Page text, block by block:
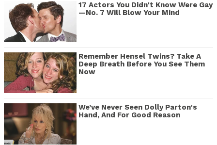
17 Actors You Didn't Know Were Gay
—No. 7 Will Blow Your Mind
Remember Hensel Twins? Take A
Deep Breath Before You See Them
Now
We’ve Never Seen Dolly Parton's
Hand, And For Good Reason